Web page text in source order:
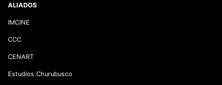
ALIADOS
IMCINE
CCC
CENART
Estudios Churubusco